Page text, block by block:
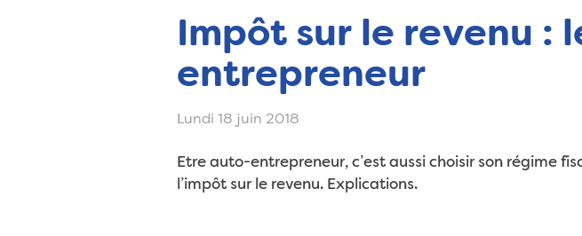
Impôt sur le revenu :
entrepreneur
Lundi 18 juin 2018
Etre auto-entrepreneur, c’est aussi choisir son régime
l’impôt sur le revenu. Explications.